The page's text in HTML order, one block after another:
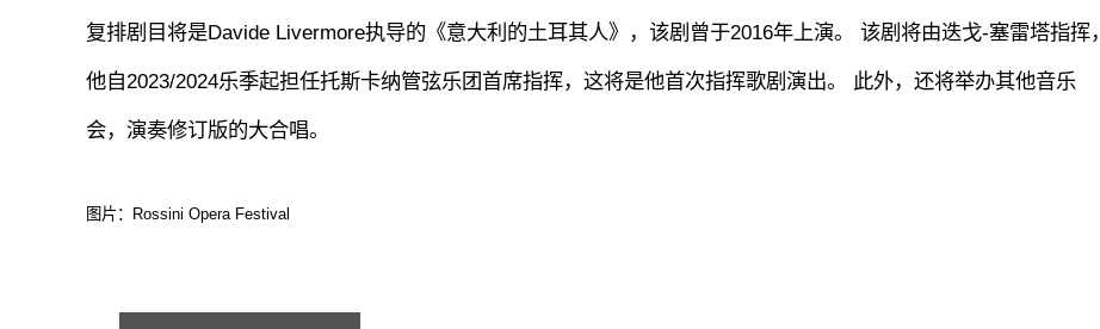
复排剧目将是Davide Livermore执导的《意大利的土耳其人》，该剧曾于2016年上演。 该剧将由迭戈-塞雷塔指挥，
他自2023/2024乐季起担任托斯卡纳管弦乐团首席指挥，这将是他首次指挥歌剧演出。 此外，还将举办其他音乐
会，演奏修订版的大合唱。
图片：Rossini Opera Festival